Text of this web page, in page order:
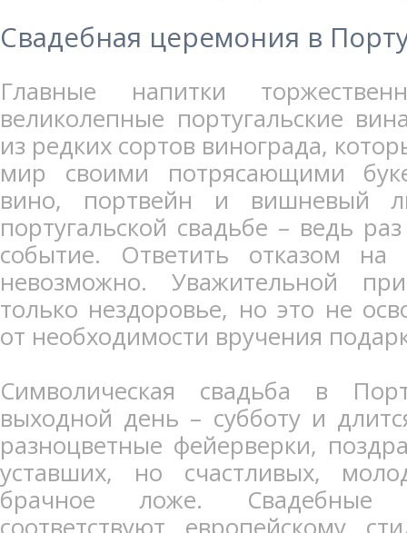
Свадебная церемония в
Главные напитки
великолепные португальские
из редких сортов винограда,
мир своими потрясающими
вино, портвейн и вишневый
португальской свадьбе – ведь
событие. Ответить отказом на
невозможно. Уважительной
только нездоровье, но это не
от необходимости вручения
Символическая свадьба в
выходной день – субботу и
разноцветные фейерверки,
уставших, но счастливых,
брачное ложе. Свадебные